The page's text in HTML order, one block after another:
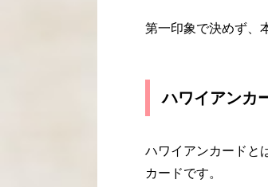
第一印象で決めず、
ハワイアンカ
ハワイアンカードと
カードです。